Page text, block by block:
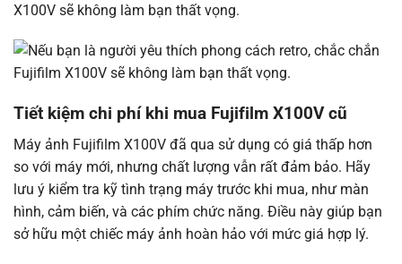
X100V sẽ không làm bạn thất vọng.
Tiết kiệm chi phí khi mua Fujifilm X100V cũ
Máy ảnh Fujifilm X100V đã qua sử dụng có giá thấp hơn
so với máy mới, nhưng chất lượng vẫn rất đảm bảo. Hãy
lưu ý kiểm tra kỹ tình trạng máy trước khi mua, như màn
hình, cảm biến, và các phím chức năng. Điều này giúp bạn
sở hữu một chiếc máy ảnh hoàn hảo với mức giá hợp lý.